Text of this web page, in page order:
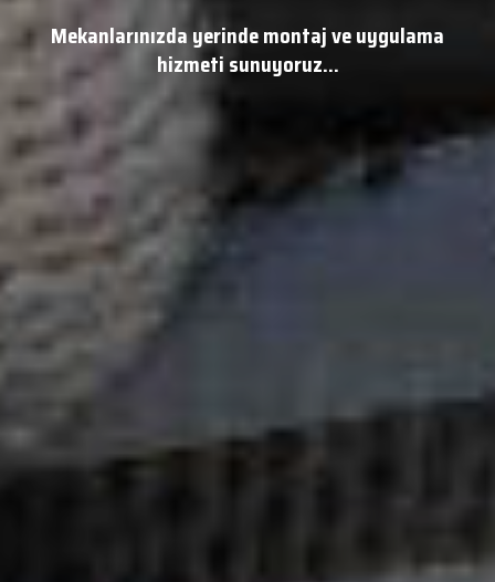
Mekanlarınızda yerinde montaj ve uygulama
hizmeti sunuyoruz...